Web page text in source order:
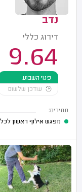
נדב
דירוג כללי
9.64
פנוי השבוע
עודכן שלשום
מחירים:
מפגש אילוף ראשון